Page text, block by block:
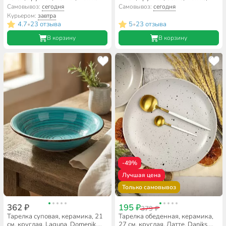
Самовывоз:сегодня
Курьером:завтра
4.7•23 отзыва
В корзину
HMN240412A1-SI/P
Самовывоз: сегодня
5•23 отзыва
В корзину
362 ₽
Тарелка суповая, керамика, 21
-49%
Лучшая цена
Только самовывоз
195 ₽379 ₽
Тарелка обеденная, керамика,